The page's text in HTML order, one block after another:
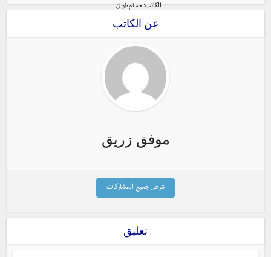
الكاتب:حسام طوبان
عن الكاتب
موفق زريق
عرض جميع المشاركات
تعليق